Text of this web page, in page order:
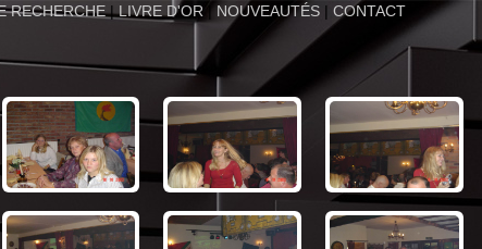
RECHERCHE|LIVRE D'OR NOUVEAUTÉS| CONTACT